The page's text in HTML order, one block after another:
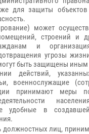
для защиты объектов
может
строений и
и
угрозы
быть защищены
действий,
военнослужащие
принимают меры
удобные в
должностных лиц,